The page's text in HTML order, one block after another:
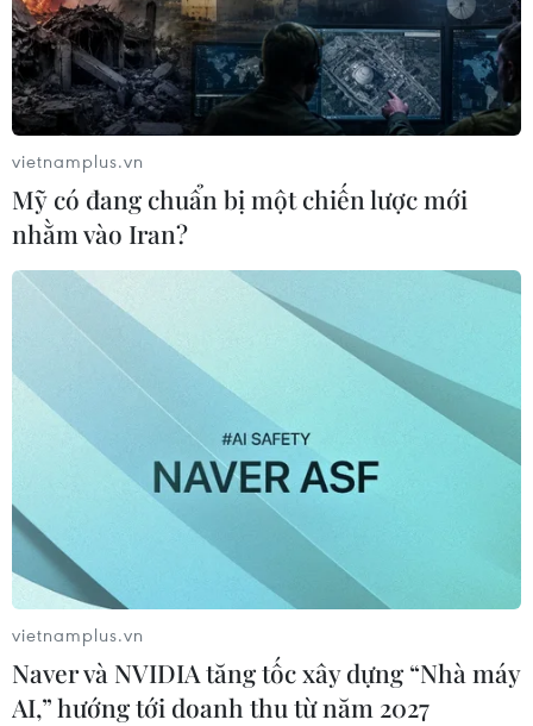
cholesterol và ổn định huyết áp tự nhiên.
vietnamplus.vn
Mỹ có đang chuẩn bị một chiến lược mới
nhằm vào Iran?
vietnamplus.vn
Naver và NVIDIA tăng tốc xây dựng “Nhà máy
AI,” hướng tới doanh thu từ năm 2027